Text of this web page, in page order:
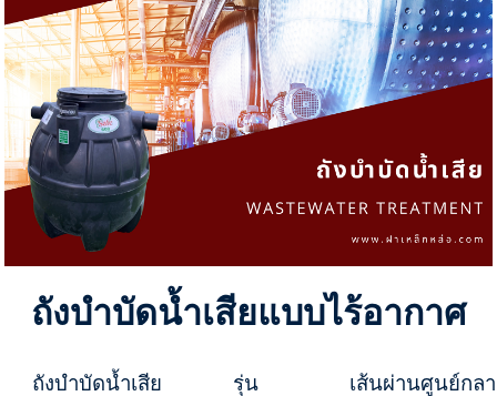
ถังบำบัดน้ำเสียแบบไร้อากาศ
ถังบำบัดน้ำเสีย รุ่น เส้นผ่านศูนย์กล